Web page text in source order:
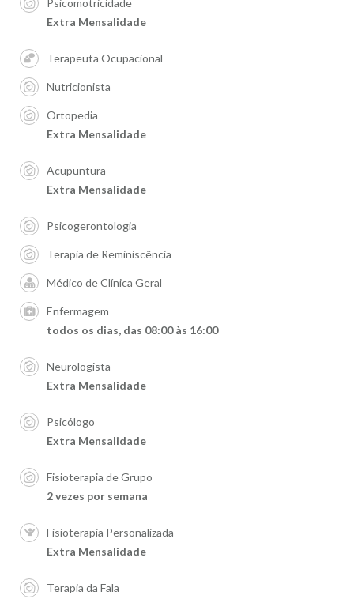
Psicomotricidade
Extra Mensalidade
Terapeuta Ocupacional
Nutricionista
Ortopedia
Extra Mensalidade
Acupuntura
Extra Mensalidade
Psicogerontologia
Terapia de Reminiscência
Médico de Clínica Geral
Enfermagem
todos os dias, das 08:00 às 16:00
Neurologista
Extra Mensalidade
Psicólogo
Extra Mensalidade
Fisioterapia de Grupo
2 vezes por semana
Fisioterapia Personalizada
Extra Mensalidade
Terapia da Fala